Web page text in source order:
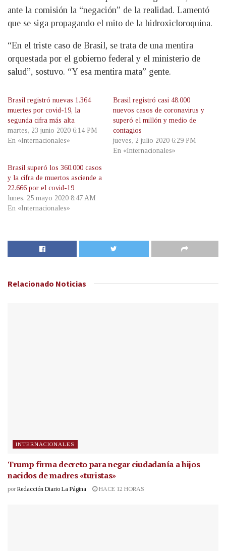
ante la comisión la “negación” de la realidad. Lamentó
que se siga propagando el mito de la hidroxicloroquina.
“En el triste caso de Brasil, se trata de una mentira
orquestada por el gobierno federal y el ministerio de
salud”, sostuvo. “Y esa mentira mata” gente.
Brasil registró nuevas 1.364
muertes por covid-19, la
segunda cifra más alta
martes, 23 junio 2020 6:14 PM
En «Internacionales»
Brasil registró casi 48.000
nuevos casos de coronavirus y
superó el millón y medio de
contagios
jueves, 2 julio 2020 6:29 PM
En «Internacionales»
Brasil superó los 360.000 casos
y la cifra de muertos asciende a
22.666 por el covid-19
lunes, 25 mayo 2020 8:47 AM
En «Internacionales»
Relacionado Noticias
INTERNACIONALES
Trump firma decreto para negar ciudadanía a hijos
nacidos de madres «turistas»
por Redacción Diario La Página HACE 12 HORAS